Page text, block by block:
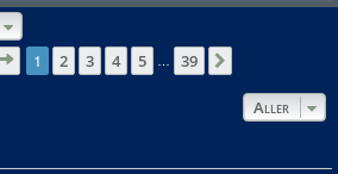
Page sur 39
1 2 3 4 5 39
Aller